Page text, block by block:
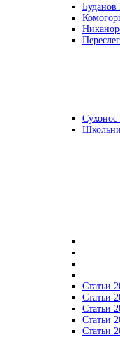
Буданов
Статьи
Статьи
Статьи
Статьи
Статьи